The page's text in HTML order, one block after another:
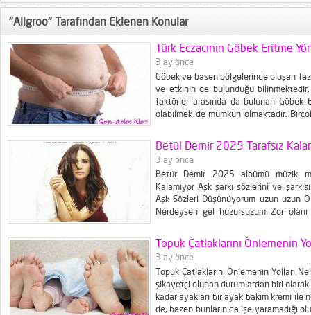
"Allgroo" Tarafından Eklenen Konular
Türk Eczacının Göbek Eritme
3 ay önce
Göbek ve basen bölgelerinde oluşan
ve etkinin de bulunduğu
faktörler arasında da bulunan
olabilmek de mümkün olmaktadır.
Betül Demir 2025 Tarafsız
3 ay önce
Betür Demir 2025 albümü müzik
Kalamıyor Aşk şarkı sözlerini ve
Aşk Sözleri Düşünüyorum uzun uzun
Nerdeysen gel huzursuzum Zor
gelsen sağ salim vay benim halim Bu
Topuk Çatlaklarını Önlemenin
3 ay önce
Topuk Çatlaklarını Önlemenin Yolları
şikayetçi olunan durumlardan biri olarak
kadar ayakları bir ayak bakım kremi
de, bazen bunların da işe yaramadığı